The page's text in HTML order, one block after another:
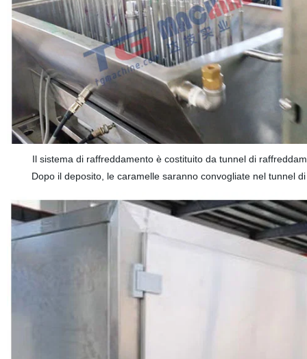
Il sistema di raffreddamento è costituito da tunnel di
Dopo il deposito, le caramelle saranno convogliate nel tunnel